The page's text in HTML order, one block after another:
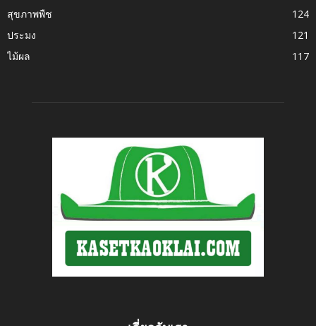
สุขภาพพืช
124
ประมง
121
ไม้ผล
117